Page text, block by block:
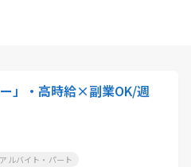
ー」・高時給×副業OK/週
アルバイト・パート